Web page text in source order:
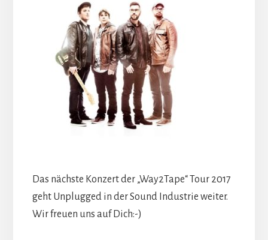
Das nächste Konzert der „Way2Tape“ Tour 2017
geht Unplugged in der Sound Industrie weiter.
Wir freuen uns auf Dich:-)